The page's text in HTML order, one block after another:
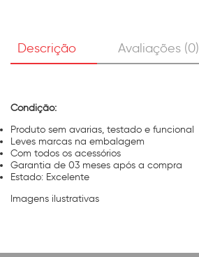
Descrição Avaliações (0)
Condição:
Produto sem avarias, testado e funcional
Leves marcas na embalagem
Com todos os acessórios
Garantia de 03 meses após a compra
Estado: Excelente
Imagens ilustrativas